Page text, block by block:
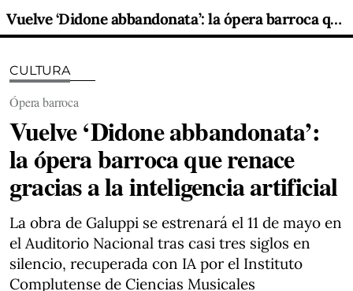
Vuelve ‘Didone abbandonata’: la ópera barroca que renace gracias a la inteligencia artificial
CULTURA
Ópera barroca
Vuelve ‘Didone abbandonata’:
la ópera barroca que renace
gracias a la inteligencia artificial
La obra de Galuppi se estrenará el 11 de mayo en
el Auditorio Nacional tras casi tres siglos en
silencio, recuperada con IA por el Instituto
Complutense de Ciencias Musicales